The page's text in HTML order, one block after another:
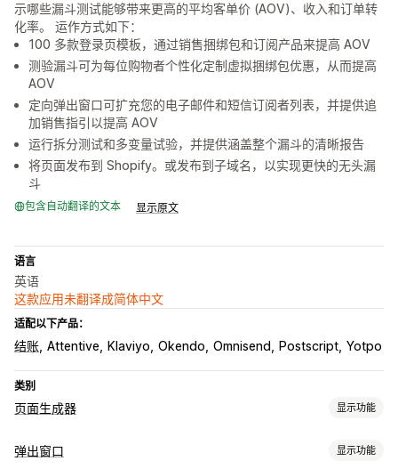
示哪些漏斗测试能够带来更高的平均客单价 (AOV)、收入和订单转
化率。 运作方式如下：
100 多款登录页模板，通过销售捆绑包和订阅产品来提高 AOV
测验漏斗可为每位购物者个性化定制虚拟捆绑包优惠，从而提高
AOV
定向弹出窗口可扩充您的电子邮件和短信订阅者列表，并提供追
加销售指引以提高 AOV
运行拆分测试和多变量试验，并提供涵盖整个漏斗的清晰报告
将页面发布到 Shopify。或发布到子域名，以实现更快的无头漏
斗
包含自动翻译的文本 显示原文
语言
英语
这款应用未翻译成简体中文
适配以下产品：
结账 Attentive Klaviyo Okendo Omnisend Postscript Yotpo
类别
页面生成器 显示功能
页面类型
弹出窗口 显示功能